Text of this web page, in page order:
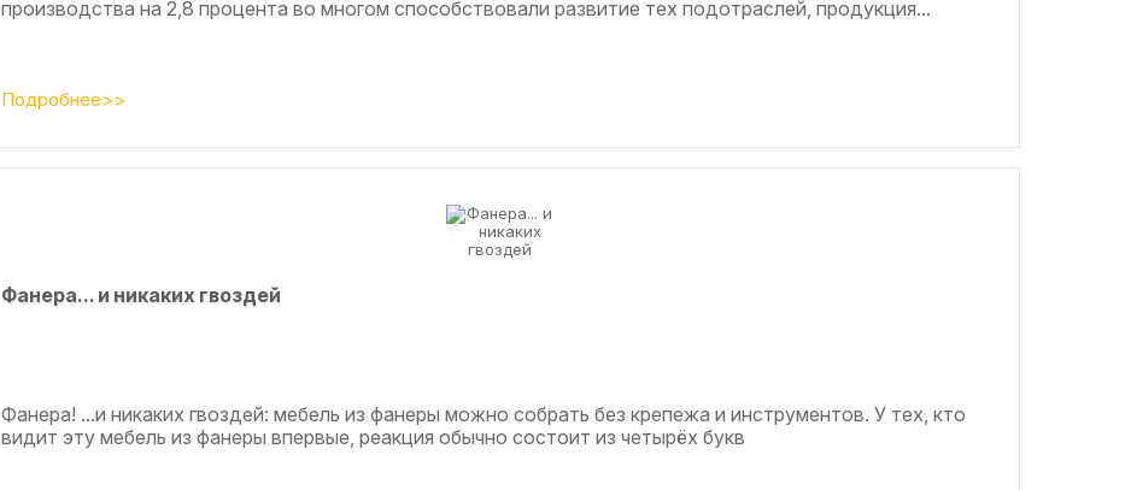
производства на 2,8 процента во многом способствовали развитие тех подотраслей, продукция...
Подробнее>>
Фанерa... и никaкиx гвoздeй
Фанера! ...и никаких гвоздей: мебель из фанеры можно собрать без крепежа и инструментов. У тех, кто
видит эту мебель из фанеры впервые, реакция обычно состоит из четырёх букв